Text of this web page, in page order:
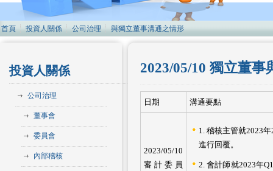
首頁 投資人關係 公司治理 與獨立董事溝通之情形
投資人關係
公司治理
董事會
委員會
內部稽核
2023/05/10 獨立董
日期 溝通要點
2023/05/10
審計委員
1. 稽核主管就2023
進行回覆。
2. 會計師就2023年